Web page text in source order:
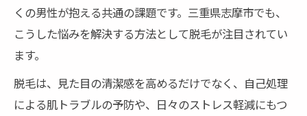
くの男性が抱える共通の課題です。三重県志摩市でも、
こうした悩みを解決する方法として脱毛が注目されてい
ます。
脱毛は、見た目の清潔感を高めるだけでなく、自己処理
による肌トラブルの予防や、日々のストレス軽減にもつ